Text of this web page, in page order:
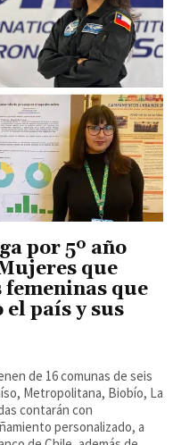
por 5º año
que
que
país y sus
de 16 comunas de seis
Metropolitana, Biobío, La
contarán con
personalizado, a